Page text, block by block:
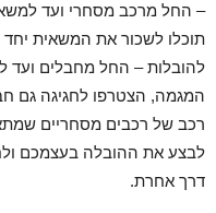
– החל מרכב מסחרי ועד
תוכלו לשכור את המשאית יחד
להובלות – החל מחבלים ועד
המגמה, הצטרפו לחגיגה גם
רכב של רכבים מסחריים
לבצע את ההובלה בעצמכם
דרך אחרת.